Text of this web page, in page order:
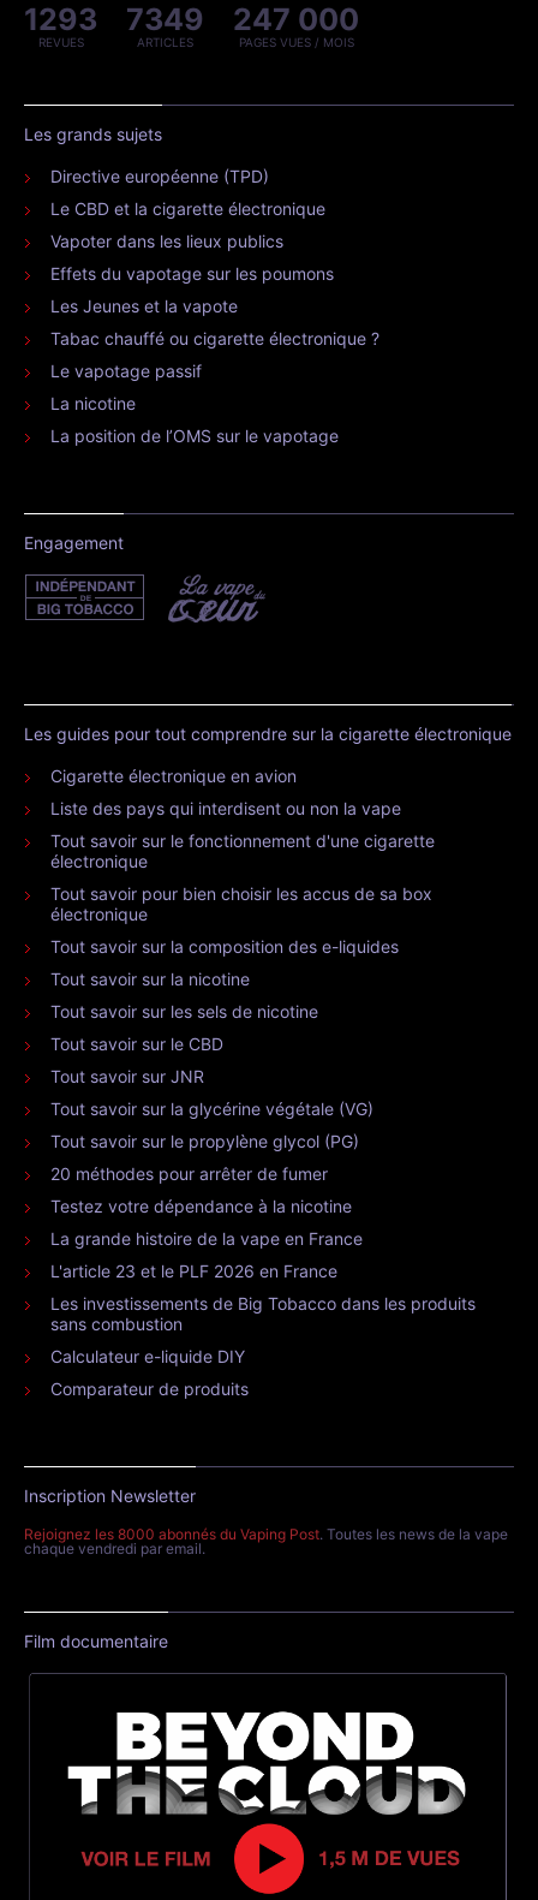
1293
REVUES
7349
ARTICLES
247 000
PAGES VUES / MOIS
Les grands sujets
Directive européenne (TPD)
Le CBD et la cigarette électronique
Vapoter dans les lieux publics
Effets du vapotage sur les poumons
Les Jeunes et la vapote
Tabac chauffé ou cigarette électronique ?
Le vapotage passif
La nicotine
La position de l’OMS sur le vapotage
Engagement
Les guides pour tout comprendre sur la cigarette électronique
Cigarette électronique en avion
Liste des pays qui interdisent ou non la vape
Tout savoir sur le fonctionnement d'une cigarette
électronique
Tout savoir pour bien choisir les accus de sa box
électronique
Tout savoir sur la composition des e-liquides
Tout savoir sur la nicotine
Tout savoir sur les sels de nicotine
Tout savoir sur le CBD
Tout savoir sur JNR
Tout savoir sur la glycérine végétale (VG)
Tout savoir sur le propylène glycol (PG)
20 méthodes pour arrêter de fumer
Testez votre dépendance à la nicotine
La grande histoire de la vape en France
L'article 23 et le PLF 2026 en France
Les investissements de Big Tobacco dans les produits
sans combustion
Calculateur e-liquide DIY
Comparateur de produits
Inscription Newsletter
Rejoignez les 8000 abonnés du Vaping Post. Toutes les news de la vape
chaque vendredi par email.
Film documentaire